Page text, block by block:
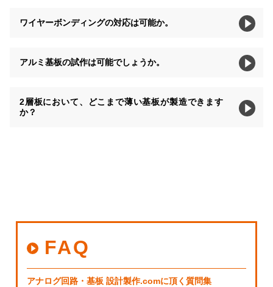
ワイヤーボンディングの対応は可能か。
アルミ基板の試作は可能でしょうか。
2層板において、どこまで薄い基板が製造できます
か？
FAQ
アナログ回路・基板 設計製作.comに頂く質問集